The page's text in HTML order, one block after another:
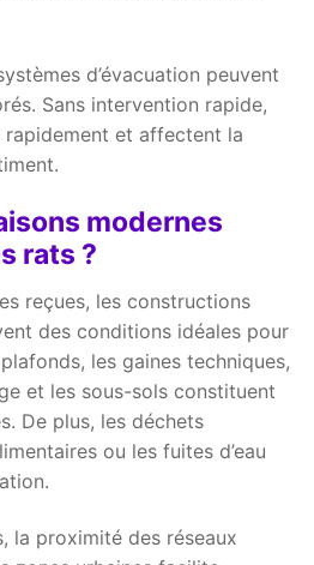
d’évacuation peuvent
Sans intervention rapide,
rapidement et affectent la
modernes
rats ?
reçues, les constructions
des conditions idéales pour
les gaines techniques,
et les sous-sols constituent
De plus, les déchets
ou les fuites d’eau
la proximité des réseaux